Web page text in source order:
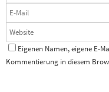
Eigenen Namen, eigene E-
Kommentierung in diesem